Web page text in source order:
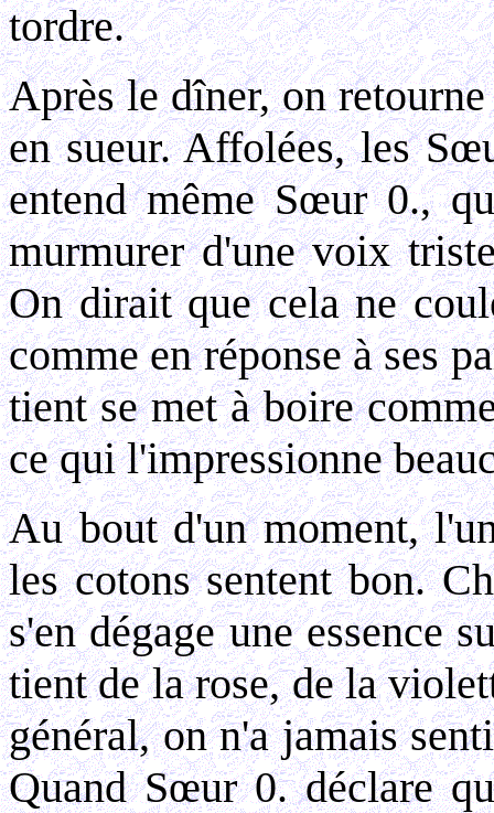
tordre.
Après le dîner, on
en sueur. Affolées, les
entend même Sœur 0.,
murmurer d'une voix
On dirait que cela ne
comme en réponse à ses
tient se met à boire
ce qui l'impressionne
Au bout d'un moment,
les cotons sentent bon.
s'en dégage une essence
tient de la rose, de la
général, on n'a jamais
Quand Sœur 0. déclare